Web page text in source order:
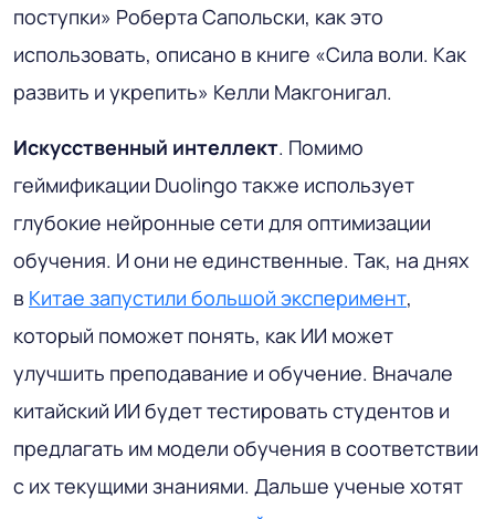
поступки» Роберта Сапольски, как это
использовать, описано в книге «Сила воли. Как
развить и укрепить» Келли Макгонигал.
Искусственный интеллект. Помимо
геймификации Duolingo также использует
глубокие нейронные сети для оптимизации
обучения. И они не единственные. Так, на днях
в Китае запустили большой эксперимент,
который поможет понять, как ИИ может
улучшить преподавание и обучение. Вначале
китайский ИИ будет тестировать студентов и
предлагать им модели обучения в соответствии
с их текущими знаниями. Дальше ученые хотят